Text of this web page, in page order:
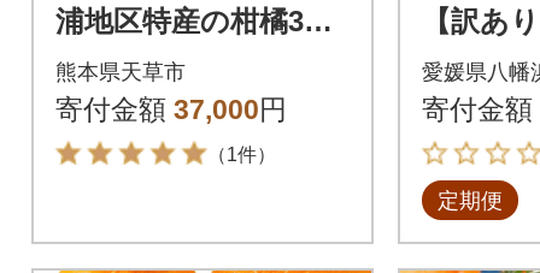
浦地区特産の柑橘3種
Bセット(訳あり)_S04
0-T03A
熊本県天草市
寄付金額 37,000円
（1件）
【訳あ
か みか
全3回
愛媛県八幡
寄付金額
定期便